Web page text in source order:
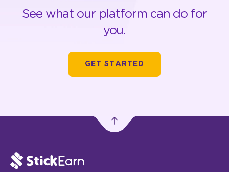
See what our platform can do for
you.
GET STARTED